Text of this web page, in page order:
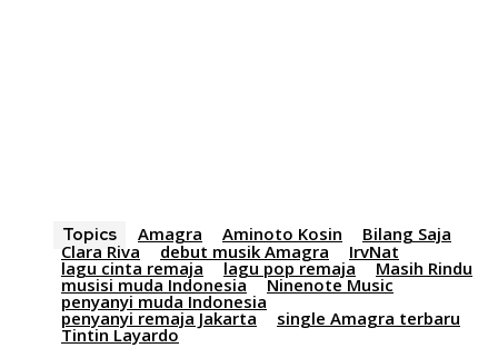
Topics Amagra Aminoto Kosin
Bilang Saja
Clara Riva
debut musik Amagra IrvNat
lagu cinta remaja lagu pop remaja Masih Rindu
musisi muda Indonesia Ninenote Music
penyanyi muda Indonesia
penyanyi remaja Jakarta single Amagra terbaru
Tintin Layardo